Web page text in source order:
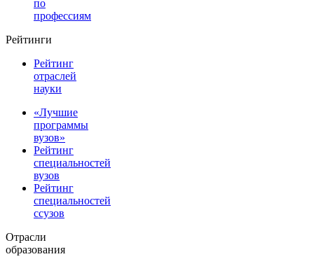
по
профессиям
Рейтинги
Рейтинг
отраслей
науки
«Лучшие
программы
вузов»
Рейтинг
специальностей
вузов
Рейтинг
специальностей
ссузов
Отрасли
образования